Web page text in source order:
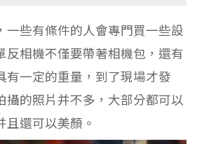
一些有條件的人會專門買一些設
反相機不僅要帶著相機包，還有
有一定的重量，到了現場才發
攝的照片并不多，大部分都可以
還可以美顏。